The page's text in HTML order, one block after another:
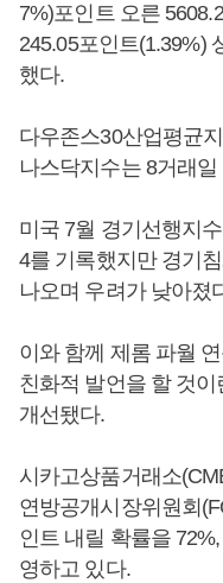
7%)포인트 오른
245.05포인트(1.39%)
했다.
다우존스30산업평균
나스닥지수는 8거래
미국 7월 경기선행지
4를 기록했지만 경기
나오며 우려가 낮아졌
이와 함께 제롬 파월
친화적 발언을 할 것
개선됐다.
시카고상품거래소
연방공개시장위원회
인트 내릴 확률을
영하고 있다.